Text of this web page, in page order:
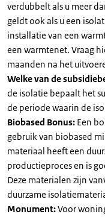
verdubbelt als u meer
geldt ook als u een
installatie van een
een warmtenet. Vraag
maanden na het
Welke van de
de isolatie bepaalt het
de periode waarin de
Biobased Bonus: Een
gebruik van biobased
materiaal heeft een
productieproces en is
Deze materialen zijn
duurzame
Monument:Voor